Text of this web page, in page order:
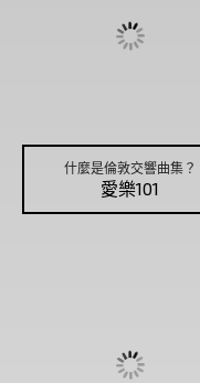
什麼是倫敦交響曲集？
愛樂101